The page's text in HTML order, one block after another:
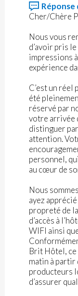
Cher/Chère
Nous vous
d’avoir pris
impressions
expérience
C’est un
été
réservé par
votre arrivée
distinguer
attention.
personnel,
au cœur de
Nous
ayez
propreté de
d’accès à
WIFI ainsi
Brit Hôtel, ce
matin à
producteurs
d’assurer